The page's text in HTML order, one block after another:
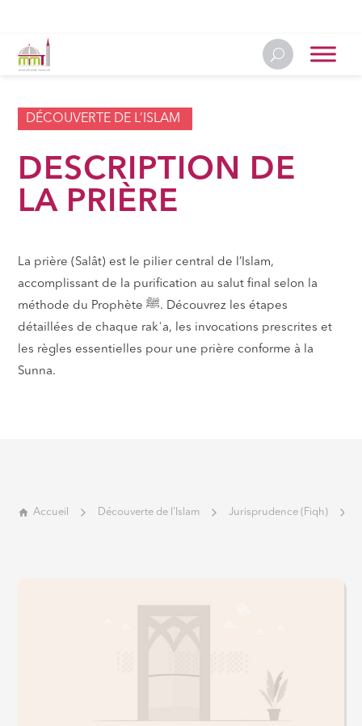
DÉCOUVERTE DE L’ISLAM
DESCRIPTION DE
LA PRIÈRE
La prière (Salât) est le pilier central de l’Islam,
accomplissant de la purification au salut final selon la
méthode du Prophète ﷺ. Découvrez les étapes
détaillées de chaque rakʿa, les invocations prescrites et
les règles essentielles pour une prière conforme à la
Sunna.
Accueil Découverte de l'Islam Jurisprudence (Fiqh)